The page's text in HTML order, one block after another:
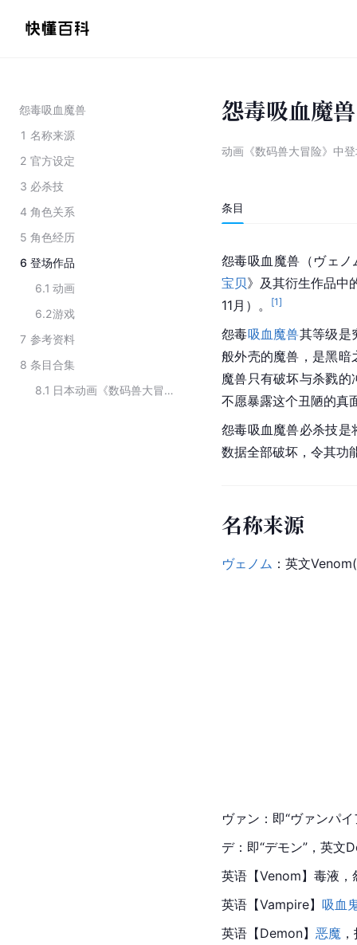
怨毒吸血魔兽
1 名称来源
2 官方设定
3 必杀技
4 角色关系
5 角色经历
6 登场作品
6.1 动画
6.2游戏
7 参考资料
8 条目合集
8.1
日本动画《数码兽大冒险》及其衍生作品中的角色
怨毒吸血魔兽
动画《数码兽大冒险》中
条目
怨毒吸血魔兽（ヴェ
宝贝》及其衍生作品中
11月）。
[1]
怨毒吸血魔兽其等级是
般外壳的魔兽，是黑暗
魔兽只有破坏与杀戮
不愿暴露这个丑陋的真
怨毒吸血魔兽必杀技是
数据全部破坏，令其功
名称来源
ヴェノム ：英文
ヴァン：即“ヴァンパ
デ：即“デモン”，英文
英语 【Venom】毒液，
英语【Vampire】 吸血
英语【Demon】 恶魔